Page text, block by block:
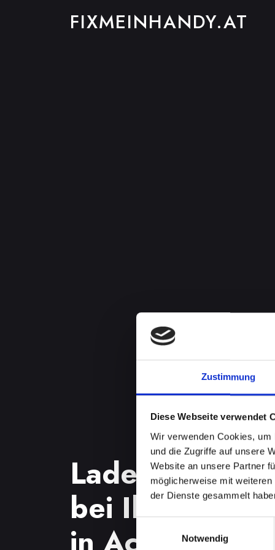
Zustimmung
Diese Webseite verwendet
Wir verwenden Cookies,
und die Zugriffe auf unsere
Website an unsere Partner
möglicherweise mit
der Dienste gesammelt
Notwendig
FIXMEINHANDY.AT
bei Ihrem